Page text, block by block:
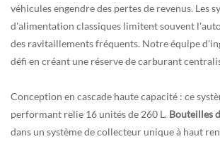
véhicules engendre des pertes de revenus. Les
d'alimentation classiques limitent souvent
des ravitaillements fréquents. Notre équipe
défi en créant une réserve de carburant
Conception en cascade haute capacité : ce
performant relie 16 unités de 260 L. Bouteilles
dans un système de collecteur unique à haut